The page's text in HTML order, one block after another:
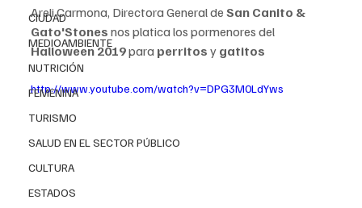
CIUDAD
MEDIOAMBIENTE
NUTRICIÓN
FEMENINA
TURISMO
SALUD EN EL SECTOR PÚBLICO
CULTURA
ESTADOS
Areli Carmona, Directora General de San Canito &
Gato'Stones nos platica los pormenores del
Halloween 2019 para perritos y gatitos
http://www.youtube.com/watch?v=DPG3M0LdYws